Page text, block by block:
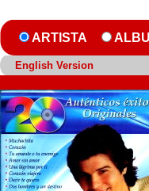
ARTISTA
English Version